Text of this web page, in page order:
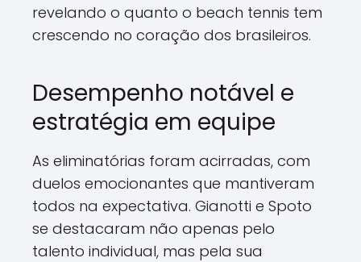
revelando o quanto o beach tennis tem
crescendo no coração dos brasileiros.
Desempenho notável e
estratégia em equipe
As eliminatórias foram acirradas, com
duelos emocionantes que mantiveram
todos na expectativa. Gianotti e Spoto
se destacaram não apenas pelo
talento individual, mas pela sua